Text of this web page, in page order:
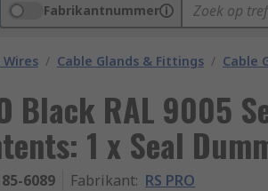
Fabrikantnummer
Wires / Cable Glands & Fittings / Cable
Black RAL 9005
1 x Seal
6089 Fabrikant: RS PRO